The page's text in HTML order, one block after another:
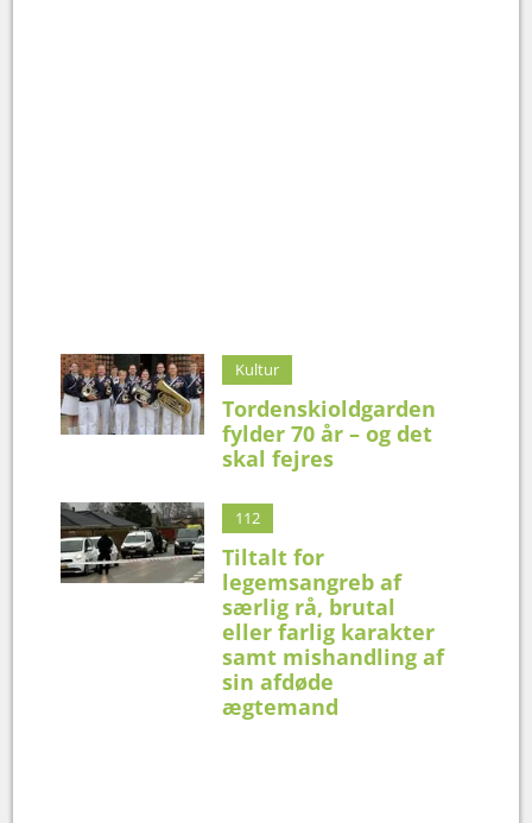
Kultur
Tordenskioldgarden
fylder 70 år – og det
skal fejres
112
Tiltalt for
legemsangreb af
særlig rå, brutal
eller farlig karakter
samt mishandling af
sin afdøde
ægtemand